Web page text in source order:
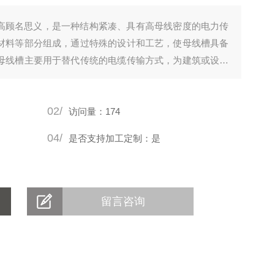
顾名思义，是一种结构紧凑、具有高母线密度的电力传
料等部分组成，通过特殊的设计和工艺，使母线槽具备
线槽主要用于替代传统的电缆传输方式，为建筑或设备
02/ 访问量：174
04/ 是否支持加工定制：是
留言咨询